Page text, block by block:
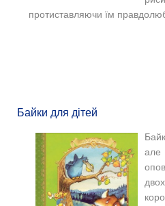
протиставляючи їм
Байки для дітей
але